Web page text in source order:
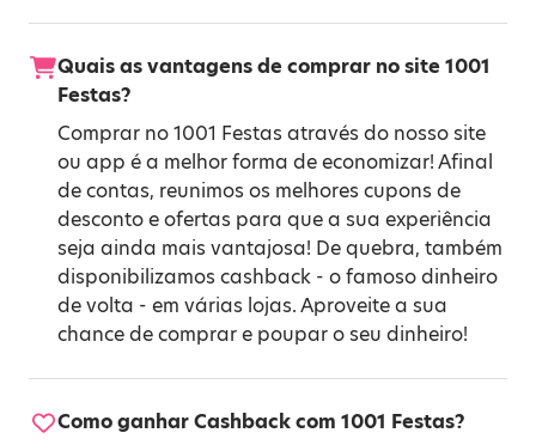
Quais as vantagens de comprar no site 1001
Festas?
Comprar no 1001 Festas através do nosso site
ou app é a melhor forma de economizar! Afinal
de contas, reunimos os melhores cupons de
desconto e ofertas para que a sua experiência
seja ainda mais vantajosa! De quebra, também
disponibilizamos cashback - o famoso dinheiro
de volta - em várias lojas. Aproveite a sua
chance de comprar e poupar o seu dinheiro!
Como ganhar Cashback com 1001 Festas?